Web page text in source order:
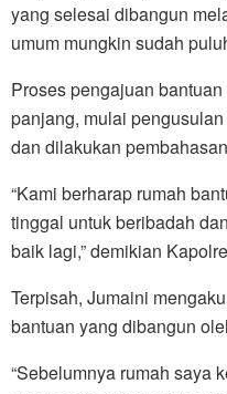
yang selesai dibangun
umum mungkin sudah
Proses pengajuan
panjang, mulai
dan dilakukan
“Kami berharap rumah
tinggal untuk beribadah
baik lagi,” demikian
Terpisah, Jumaini
bantuan yang dibangun
“Sebelumnya rumah saya